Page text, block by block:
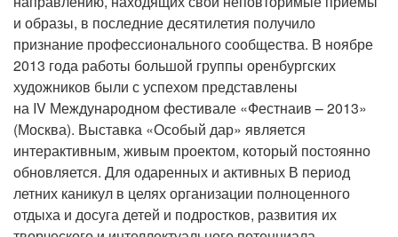
и образы, в последние десятилетия получило
признание профессионального сообщества. В ноябре
2013 года работы большой группы оренбургских
художников были с успехом представлены
на IV Международном фестивале «Фестнаив – 2013»
(Москва). Выставка «Особый дар» является
интерактивным, живым проектом, который постоянно
обновляется. Для одаренных и активных В период
летних каникул в целях организации полноценного
отдыха и досуга детей и подростков, развития их